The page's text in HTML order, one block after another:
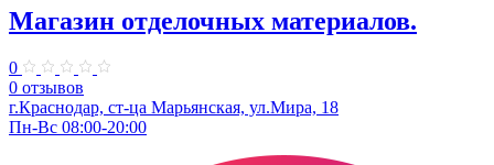
Магазин отделочных материалов.
0
0 отзывов
г.Краснодар, ст-ца Марьянская, ул.Мира, 18
Пн-Вс 08:00-20:00